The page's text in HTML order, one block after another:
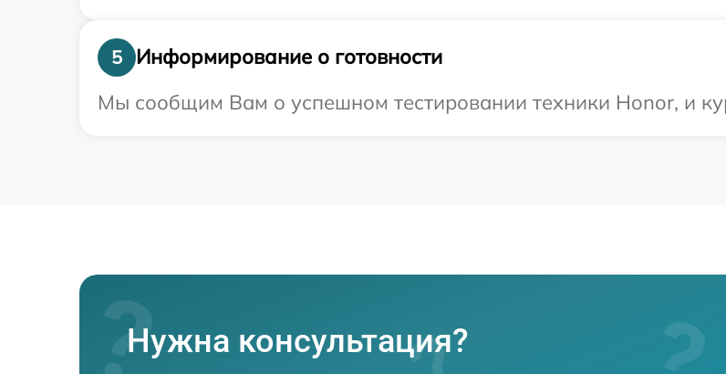
5
Информирование о готовности
Мы сообщим Вам о успешном тестировании техники Honor, и
Нужна консультация?